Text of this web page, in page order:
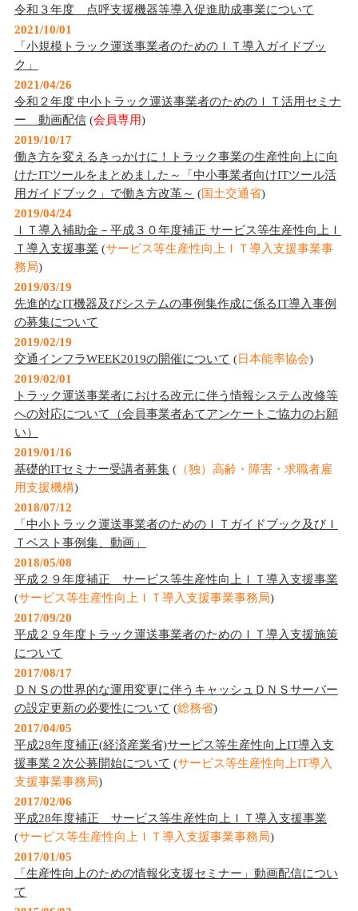
令和３年度 点呼支援機器等導入促進助成事業について
2021/10/01
「小規模トラック運送事業者のためのＩＴ導入ガイドブッ
ク」
2021/04/26
令和２年度 中小トラック運送事業者のためのＩＴ活用セミナ
ー 動画配信(会員専用)
2019/10/17
働き方を変えるきっかけに！トラック事業の生産性向上に向
けたITツールをまとめました～「中小事業者向けITツール活
用ガイドブック」で働き方改革～ (国土交通省)
2019/04/24
ＩＴ導入補助金－平成３０年度補正 サービス等生産性向上Ｉ
Ｔ導入支援事業 (サービス等生産性向上ＩＴ導入支援事業事
務局)
2019/03/19
先進的なIT機器及びシステムの事例集作成に係るIT導入事例
の募集について
2019/02/19
交通インフラWEEK2019の開催について (日本能率協会)
2019/02/01
トラック運送事業者における改元に伴う情報システム改修等
への対応について（会員事業者あてアンケートご協力のお願
い）
2019/01/16
基礎的ITセミナー受講者募集(（独）高齢・障害・求職者雇
用支援機構)
2018/07/12
「中小トラック運送事業者のためのＩＴガイドブック及びＩ
Ｔベスト事例集、動画」
2018/05/08
平成２９年度補正 サービス等生産性向上ＩＴ導入支援事業
(サービス等生産性向上ＩＴ導入支援事業事務局)
2017/09/20
平成２９年度トラック運送事業者のためのＩＴ導入支援施策
について
2017/08/17
ＤＮＳの世界的な運用変更に伴うキャッシュＤＮＳサーバー
の設定更新の必要性について (総務省)
2017/04/05
平成28年度補正(経済産業省)サービス等生産性向上IT導入支
援事業２次公募開始について (サービス等生産性向上IT導入
支援事業事務局)
2017/02/06
平成28年度補正 サービス等生産性向上ＩＴ導入支援事業
(サービス等生産性向上ＩＴ導入支援事業事務局)
2017/01/05
「生産性向上のための情報化支援セミナー」動画配信につい
て